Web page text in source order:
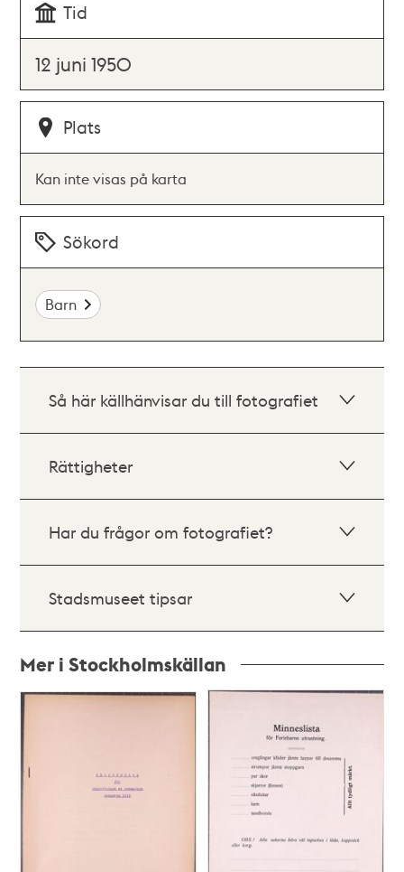
Tid
12 juni 1950
Plats
Kan inte visas på karta
Sökord
Barn
Så här källhänvisar du till fotografiet
Rättigheter
Har du frågor om fotografiet?
Stadsmuseet tipsar
Mer i Stockholmskällan
Relaterade
teman